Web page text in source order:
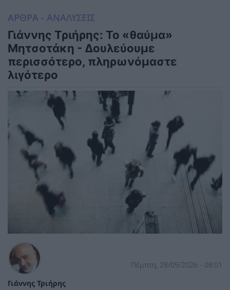
ΑΡΘΡΑ - ΑΝΑΛΥΣΕΙΣ
Γιάννης Τριήρης: Το «θαύμα»
Μητσοτάκη - Δουλεύουμε
περισσότερο, πληρωνόμαστε
λιγότερο
Γιάννης Τριήρης
Πέμπτη, 28/05/2026 - 08:01